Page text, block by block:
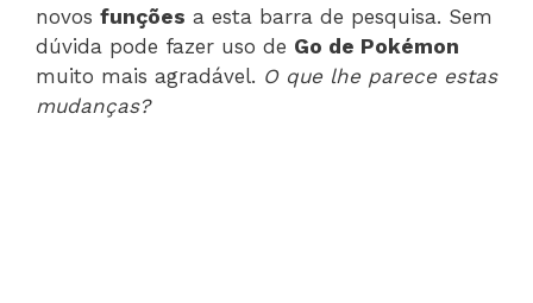
novos funções a esta barra de pesquisa. Sem
dúvida pode fazer uso de Go de Pokémon
muito mais agradável. O que lhe parece estas
mudanças?